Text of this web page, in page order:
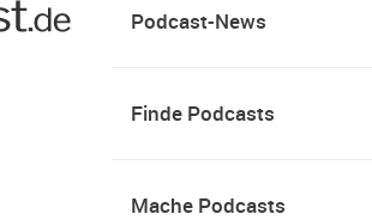
Podcast-News
Finde Podcasts
Mache Podcasts